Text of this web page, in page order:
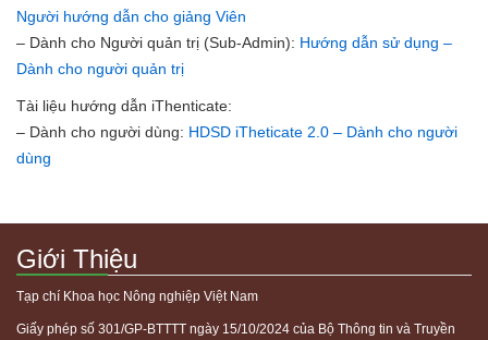
Người hướng dẫn cho giảng Viên
– Dành cho Người quản trị (Sub-Admin): Hướng dẫn sử dụng –
Dành cho người quản trị
Tài liệu hướng dẫn iThenticate:
– Dành cho người dùng: HDSD iTheticate 2.0 – Dành cho người
dùng
Giới Thiệu
Tạp chí Khoa học Nông nghiệp Việt Nam
Giấy phép số 301/GP-BTTTT ngày 15/10/2024 của Bộ Thông tin và Truyền